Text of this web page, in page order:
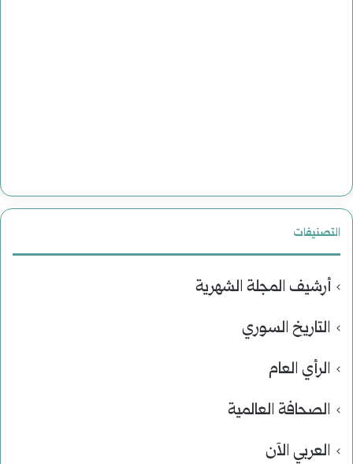
التصنيفات
أرشيف المجلة الشهرية
التاريخ السوري
الرأي العام
الصحافة العالمية
العربي الآن